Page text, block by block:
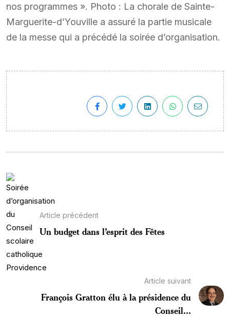
nos programmes ». Photo : La chorale de Sainte-
Marguerite-d’Youville a assuré la partie musicale
de la messe qui a précédé la soirée d’organisation.
Article précédent
Un budget dans l’esprit des Fêtes
Article suivant
François Gratton élu à la présidence du
Conseil...